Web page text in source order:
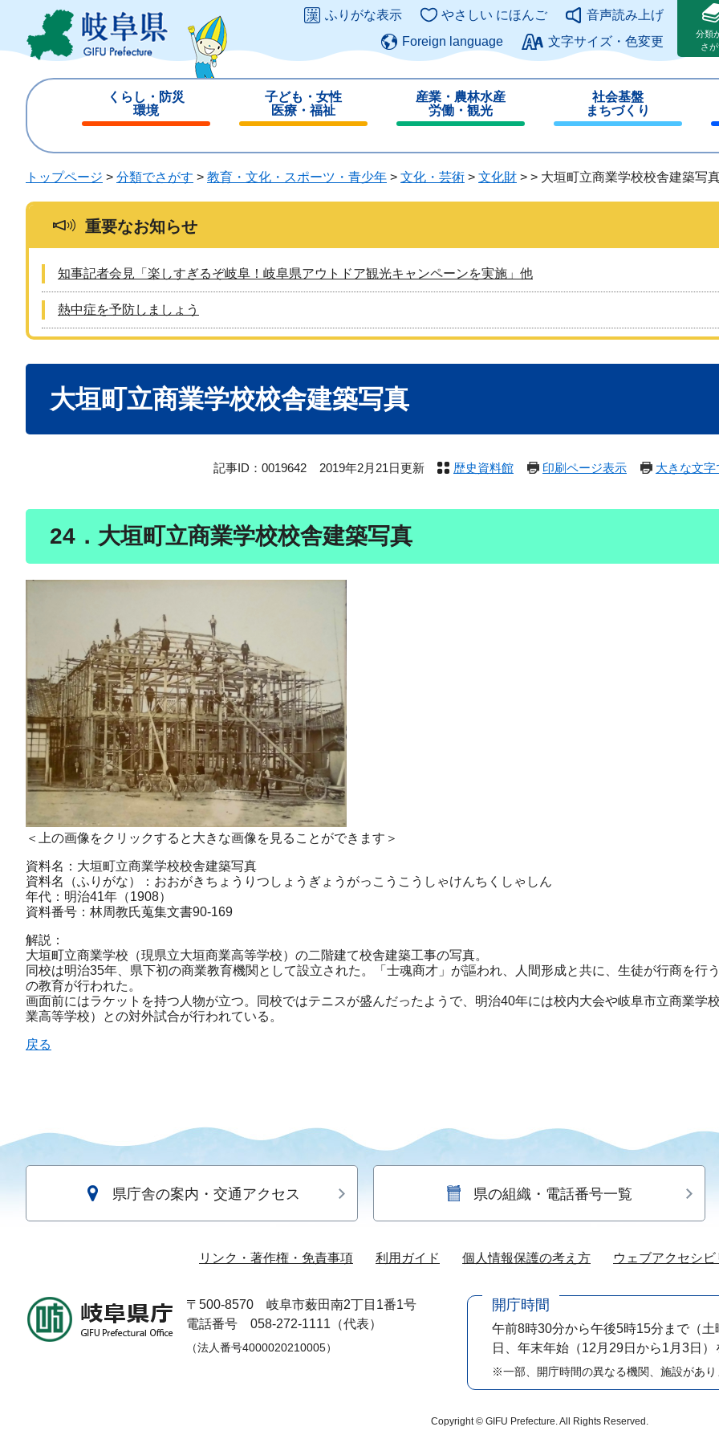
ジ
ュ
このページの本文へ
ふりがな表示 やさしい にほんご
音声読み上げ
Foreign language
文字サイズ・色変更
分類
さ
くらし・防災
環境
じ
子ども・女性
医療・福祉
じ
る
産業・農林水産
労働・観光
じ
る
社会基盤
まちづくり
じ
る
る
トップページ > 分類でさがす > 教育・文化・スポーツ・青少年 > 文化・芸術 > 文化財 > > 大垣町立商業学校校舎建築写
重要なお知らせ
知事記者会見「楽しすぎるぞ岐阜！岐阜県アウトドア観光キャンペーンを実施」他
熱中症を予防しましょう
大垣町立商業学校校舎建築写真
記事ID：0019642 2019年2月21日更新 歴史資料館 印刷ページ表示 大きな文
24．大垣町立商業学校校舎建築写真
＜上の画像をクリックすると大きな画像を見ることができます＞
資料名：大垣町立商業学校校舎建築写真
資料名（ふりがな）：おおがきちょうりつしょうぎょうがっこうこうしゃけんちくしゃしん
年代：明治41年（1908）
資料番号：林周教氏蒐集文書90‐169
解説：
大垣町立商業学校（現県立大垣商業高等学校）の二階建て校舎建築工事の写真。
同校は明治35年、県下初の商業教育機関として設立された。「士魂商才」が謳われ、人間形成と共に、生徒が行商を行
の教育が行われた。
画面前にはラケットを持つ人物が立つ。同校ではテニスが盛んだったようで、明治40年には校内大会や岐阜市立商業学
業高等学校）との対外試合が行われている。
戻る
県庁舎の案内・交通アクセス 県の組織・電話番号一覧
リンク・著作権・免責事項 利用ガイド 個人情報保護の考え方 ウェブアクセシ
〒500-8570
岐阜市薮田南2丁目1番1号
電話番号 058-272-1111（代表）
（法人番号4000020210005）
開庁時間
午前8時30分から午後5時15分まで （
日、年末年始（12月29日から1月3日）
※一部、開庁時間の異なる機関、施設があり
Copyright © GIFU Prefecture. All Rights Reserved.